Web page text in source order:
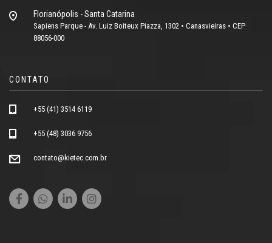
Florianópolis - Santa Catarina
Sapiens Parque - Av. Luiz Boiteux Piazza, 1302 • Canasvieiras • CEP
88056-000
CONTATO
+55 (41) 3514 6119
+55 (48) 3036 9756
contato@kietec.com.br